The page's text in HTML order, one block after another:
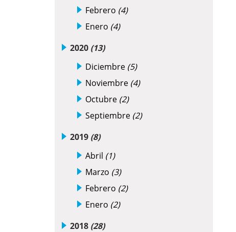
Febrero (4)
Enero (4)
2020 (13)
Diciembre (5)
Noviembre (4)
Octubre (2)
Septiembre (2)
2019 (8)
Abril (1)
Marzo (3)
Febrero (2)
Enero (2)
2018 (28)